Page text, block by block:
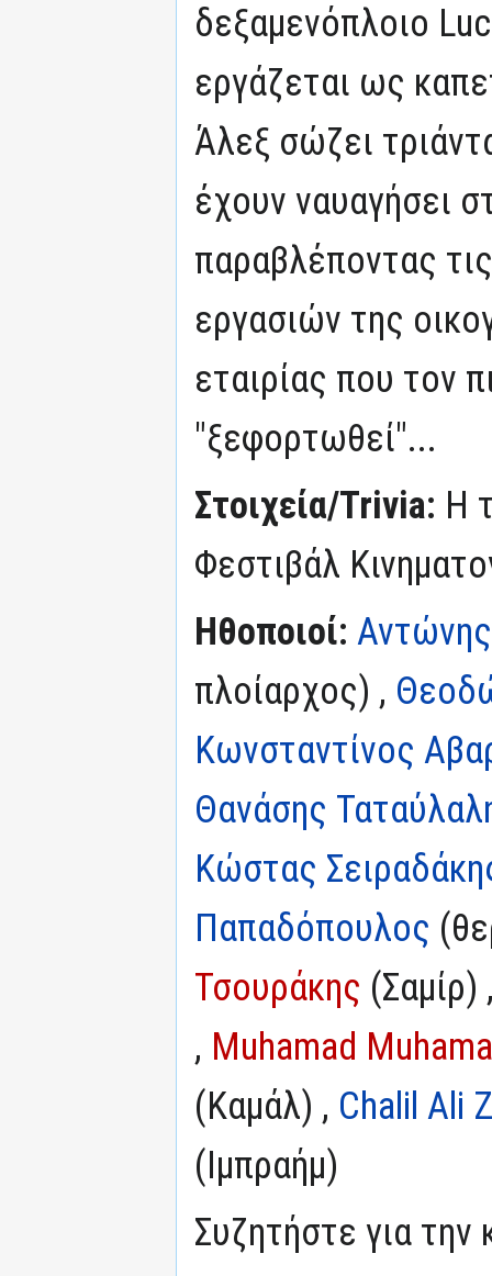
δεξαμενόπλοιο
εργάζεται ως
Άλεξ σώζει
έχουν ναυαγήσει
παραβλέποντας
εργασιών της
εταιρίας που τον
"ξεφορτωθεί"...
Στοιχεία/Trivia: Η
Φεστιβάλ
Ηθοποιοί:
πλοίαρχος) ,
Κωνσταντίνος
Θανάσης
Κώστας
Παπαδόπουλος
Τσουράκης
, Muhamad
(Καμάλ) , Chalil Ali
(Ιμπραήμ)
Συζητήστε για την